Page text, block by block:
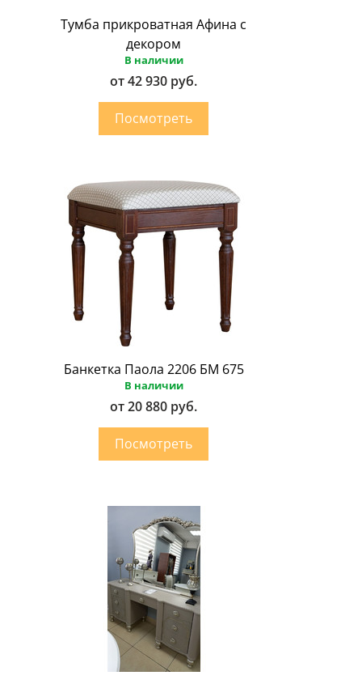
Тумба прикроватная Афина с
декором
В наличии
от 42 930 руб.
Банкетка Паола 2206 БМ 675
В наличии
от 20 880 руб.